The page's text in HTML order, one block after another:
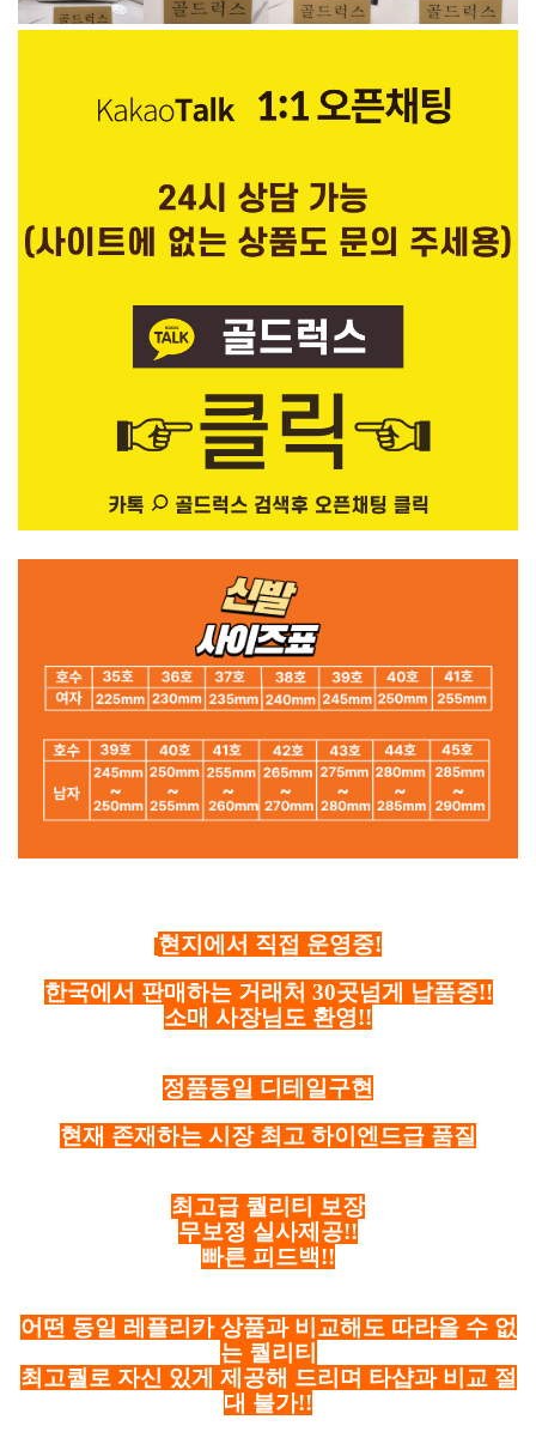
현지에서 직접 운영중!
한국에서 판매하는 거래처 30곳넘게 납품중!!
소매 사장님도 환영!!
정품동일 디테일구현
현재 존재하는 시장 최고 하이엔드급 품질
최고급 퀄리티 보장
무보정 실사제공!!
빠른 피드백!!
어떤 동일 레플리카 상품과 비교해도 따라올 수 없
는 퀄리티
최고퀄로 자신 있게 제공해 드리며 타샵과 비교 절
대 불가!!